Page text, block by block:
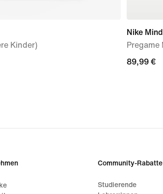
Kinder)
Nike
Pregame
89,99 €
89,99 €
Community-Rabatte
Studierende